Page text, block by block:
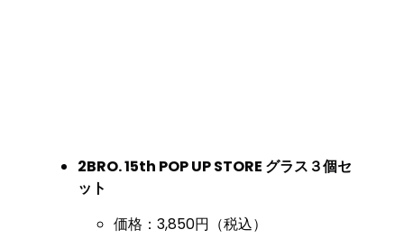
2BRO. 15th POP UP STORE グラス３個セ
ット
価格：3,850円（税込）